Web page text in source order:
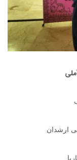
ارشدان